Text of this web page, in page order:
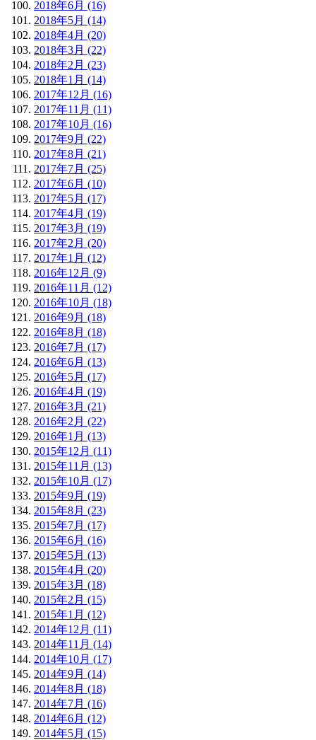
2018年6月 (16)
2018年5月 (14)
2018年4月 (20)
2018年3月 (22)
2018年2月 (23)
2018年1月 (14)
2017年12月 (16)
2017年11月 (11)
2017年10月 (16)
2017年9月 (22)
2017年8月 (21)
2017年7月 (25)
2017年6月 (10)
2017年5月 (17)
2017年4月 (19)
2017年3月 (19)
2017年2月 (20)
2017年1月 (12)
2016年12月 (9)
2016年11月 (12)
2016年10月 (18)
2016年9月 (18)
2016年8月 (18)
2016年7月 (17)
2016年6月 (13)
2016年5月 (17)
2016年4月 (19)
2016年3月 (21)
2016年2月 (22)
2016年1月 (13)
2015年12月 (11)
2015年11月 (13)
2015年10月 (17)
2015年9月 (19)
2015年8月 (23)
2015年7月 (17)
2015年6月 (16)
2015年5月 (13)
2015年4月 (20)
2015年3月 (18)
2015年2月 (15)
2015年1月 (12)
2014年12月 (11)
2014年11月 (14)
2014年10月 (17)
2014年9月 (14)
2014年8月 (18)
2014年7月 (16)
2014年6月 (12)
2014年5月 (15)